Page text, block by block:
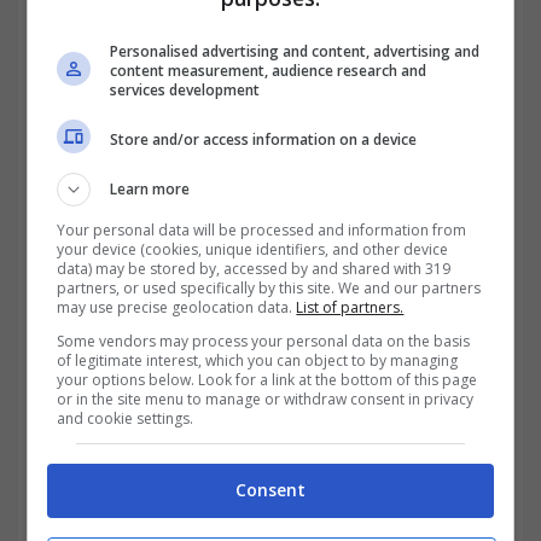
Permessi retribuiti: cosa cambia dal 2026 – trading.it
Secondo fonti ufficiali, come l’INPS, sarà
Personalised advertising and content, advertising and
content measurement, audience research and
services development
Store and/or access information on a device
Learn more
Your personal data will be processed and information from
your device (cookies, unique identifiers, and other device
data) may be stored by, accessed by and shared with 319
partners, or used specifically by this site. We and our partners
may use precise geolocation data. List of partners.
Some vendors may process your personal data on the basis
of legitimate interest, which you can object to by managing
your options below. Look for a link at the bottom of this page
or in the site menu to manage or withdraw consent in privacy
and cookie settings.
Consent